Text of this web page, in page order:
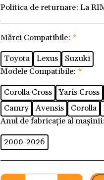
Politica de returnare: La
Mărci Compatibile: *
Toyota
Lexus
Suzuki
Modele Compatibile: *
Corolla Cross
Yaris Cross
Camry
Avensis Corolla
Anul de fabricație al mașinii:
2000-2026